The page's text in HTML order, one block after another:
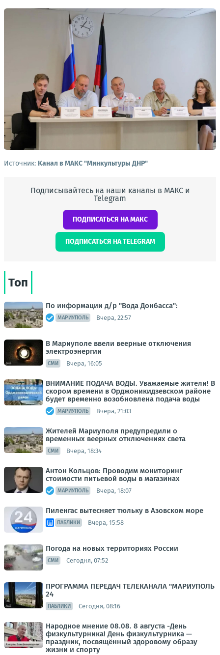
Источник: Канал в МАКС "Минкультуры ДНР"
Подписывайтесь на наши каналы в МАКС и
Telegram
ПОДПИСАТЬСЯ НА МАКС
ПОДПИСАТЬСЯ НА TELEGRAM
Топ
По информации д/р "Вода Донбасса":
МАРИУПОЛЬ Вчера, 22:57
В Мариуполе ввели веерные отключения
электроэнергии
СМИ Вчера, 16:05
ВНИМАНИЕ ПОДАЧА ВОДЫ. Уважаемые жители! В
скором времени в Орджоникидзевском районе
будет временно возобновлена подача воды
МАРИУПОЛЬ Вчера, 21:03
Жителей Мариуполя предупредили о
временных веерных отключениях света
СМИ Вчера, 18:34
Антон Кольцов: Проводим мониторинг
стоимости питьевой воды в магазинах
МАРИУПОЛЬ Вчера, 18:07
Пиленгас вытесняет тюльку в Азовском море
ПАБЛИКИ Вчера, 15:58
Погода на новых территориях России
СМИ Сегодня, 07:52
ПРОГРАММА ПЕРЕДАЧ ТЕЛЕКАНАЛА "МАРИУПОЛЬ
24
ПАБЛИКИ Сегодня, 08:16
Народное мнение 08.08. 8 августа -День
физкультурника! День физкультурника —
праздник, посвящённый здоровому образу
жизни и спорту